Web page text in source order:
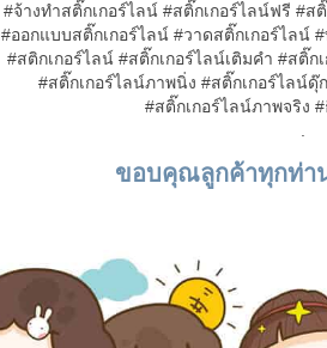
#จ้างทำสติ๊กเกอร์ไลน์ #สติ๊กเกอร์ไลน์ฟรี #ส
#ออกแบบสติ๊กเกอร์ไลน์ #วาดสติ๊กเกอร์ไลน์
#สติกเกอร์ไลน์ #สติ๊กเกอร์ไลน์เติมคำ #สติ๊
#สติ๊กเกอร์ไลน์ภาพนิ่ง #สติ๊กเกอร์ไลน์ดุ๊
#สติ๊กเกอร์ไลน์ภาพจริง
ขอบคุณลูกค้าทุกท่า